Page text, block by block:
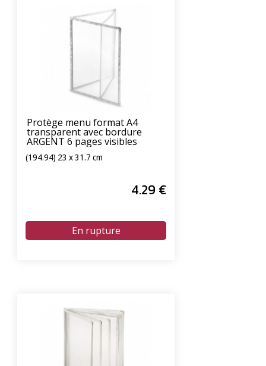
Protège menu format A4
transparent avec bordure
ARGENT 6 pages visibles
(194.94) 23 x 31.7 cm
4.29 €